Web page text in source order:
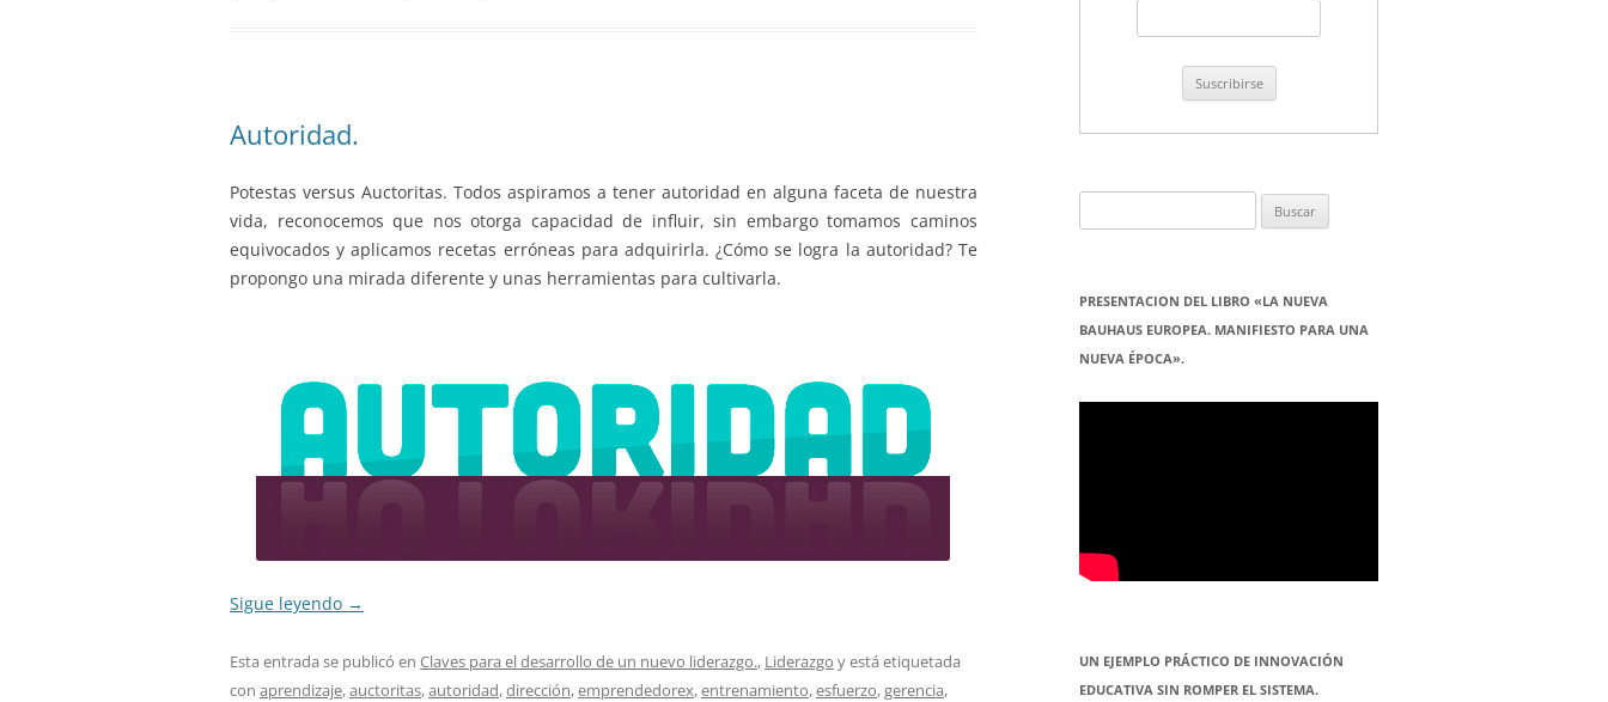
Autoridad.
Potestas versus Auctoritas. Todos aspiramos a tener autoridad en alguna faceta de nuestra
vida, reconocemos que nos otorga capacidad de influir, sin embargo tomamos caminos
equivocados y aplicamos recetas erróneas para adquirirla. ¿Cómo se logra la autoridad? Te
propongo una mirada diferente y unas herramientas para cultivarla.
Sigue leyendo →
Esta entrada se publicó en Claves para el desarrollo de un nuevo liderazgo., Liderazgo y está etiquetada
con aprendizaje,auctoritas,autoridad,dirección,emprendedorex,entrenamiento,esfuerzo,gerencia,
PRESENTACION DEL LIBRO «LA NUEVA
BAUHAUS EUROPEA. MANIFIESTO PARA UNA
NUEVA ÉPOCA».
UN EJEMPLO PRÁCTICO DE INNOVACIÓN
EDUCATIVA SIN ROMPER EL SISTEMA.